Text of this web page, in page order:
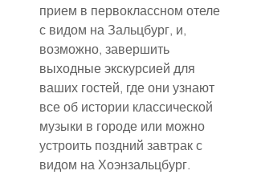
прием в первоклассном отеле
с видом на Зальцбург, и,
возможно, завершить
выходные экскурсией для
ваших гостей, где они узнают
все об истории классической
музыки в городе или можно
устроить поздний завтрак с
видом на Хоэнзальцбург.